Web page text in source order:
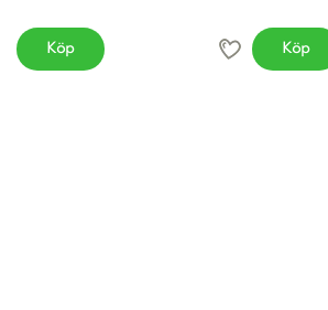
Köp Köp